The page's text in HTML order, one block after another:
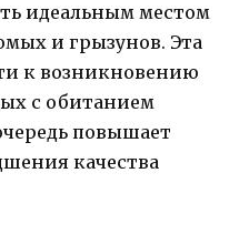
идеальным местом
и грызунов. Эта
к возникновению
с обитанием
повышает
качества